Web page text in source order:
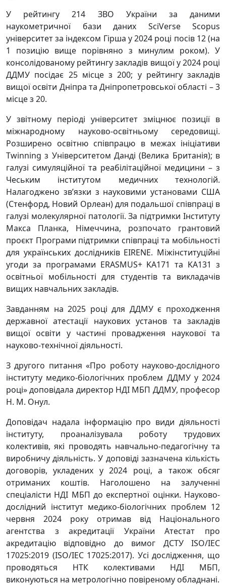
У рейтингу 214 ЗВО України за даними
наукометричної бази даних SciVerse Scopus
університет за індексом Гірша у 2024 році посів 12 (на
1 позицію вище порівняно з минулим роком). У
консолідованому рейтингу закладів вищої у 2024 році
ДДМУ посідає 25 місце з 200; у рейтингу закладів
вищої освіти Дніпра та Дніпропетровської області – 3
місце з 20.
У звітному періоді університет зміцнює позиції в
міжнародному науково-освітньому середовищі.
Розширено освітню співпрацю в межах ініціативи
Twinning з Університетом Данді (Велика Британія); в
галузі симуляційної та реабілітаційної медицини – з
Чеським інститутом медичних технологій.
Налагоджено зв’язки з науковими установами США
(Стенфорд, Новий Орлеан) для подальшої співпраці в
галузі молекулярної патології. За підтримки Інституту
Макса Планка, Німеччина, розпочато грантовий
проєкт Програми підтримки співпраці та мобільності
для українських дослідників EIRENE. Міжінституційні
угоди за програмами ERASMUS+ KA171 та KA131 з
освітньої мобільності для студентів та викладачів
вищих навчальних закладів.
Завданням на 2025 році для ДДМУ є проходження
державної атестації наукових установ та закладів
вищої освіти у частині провадження наукової та
науково-технічної діяльності.
З другого питання «Про роботу науково-дослідного
інституту медико-біологічних проблем ДДМУ у 2024
році» доповідала директор НДІ МБП ДДМУ, професор
Н. М. Онул.
Доповідач надала інформацію про види діяльності
інституту, проаналізувала роботу трудових
колективів, які проводять навчально-педагогічну та
виробничу діяльність. У доповіді зазначена кількість
договорів, укладених у 2024 році, а також обсяг
отриманих коштів. Наголошено на залученні
спеціалісти НДІ МБП до експертної оцінки. Науково-
дослідний інститут медико-біологічних проблем 12
червня 2024 року отримав від Національного
агентства з акредитації України Атестат про
акредитацію відповідно до вимог ДСТУ ISO/IEC
17025:2019 (ISO/IEC 17025:2017). Усі дослідження, що
проводяться НТК колективами НДІ МБП,
виконуються на метрологічно повіреному обладнані.